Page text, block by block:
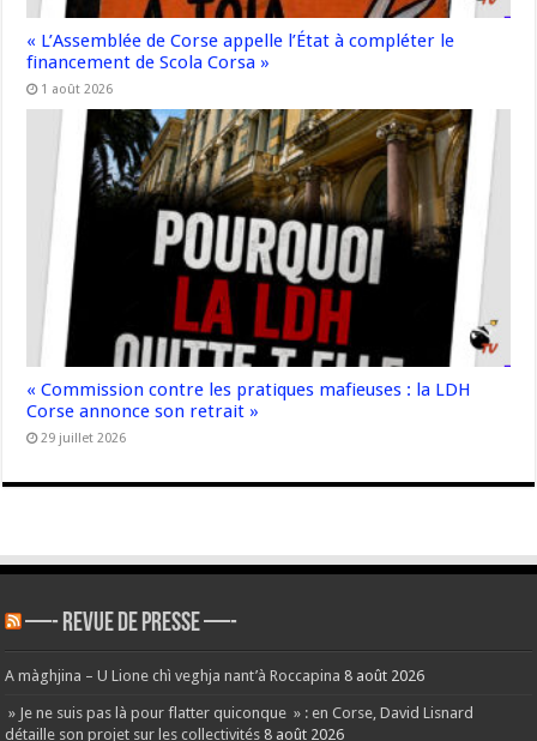
« L’Assemblée de Corse appelle l’État à compléter le
financement de Scola Corsa »
1 août 2026
« Commission contre les pratiques mafieuses : la LDH
Corse annonce son retrait »
29 juillet 2026
—- REVUE DE PRESSE —-
A màghjina – U Lione chì veghja nant’à Roccapina 8 août 2026
» Je ne suis pas là pour flatter quiconque » : en Corse, David Lisnard
détaille son projet sur les collectivités 8 août 2026